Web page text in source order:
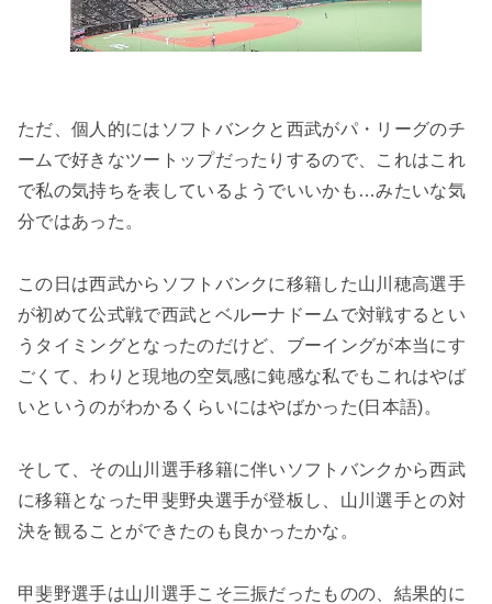
ただ、個人的にはソフトバンクと西武がパ・リーグのチ
ームで好きなツートップだったりするので、これはこれ
で私の気持ちを表しているようでいいかも…みたいな気
分ではあった。
この日は西武からソフトバンクに移籍した山川穂高選手
が初めて公式戦で西武とベルーナドームで対戦するとい
うタイミングとなったのだけど、ブーイングが本当にす
ごくて、わりと現地の空気感に鈍感な私でもこれはやば
いというのがわかるくらいにはやばかった(日本語)。
そして、その山川選手移籍に伴いソフトバンクから西武
に移籍となった甲斐野央選手が登板し、山川選手との対
決を観ることができたのも良かったかな。
甲斐野選手は山川選手こそ三振だったものの、結果的に